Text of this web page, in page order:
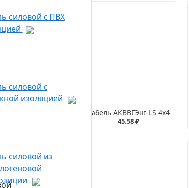
Кабель АКВВГЭнг-LS 4х4
45.58 ₽
силовой с ПВХ
силовой с
изоляцией
силовой из